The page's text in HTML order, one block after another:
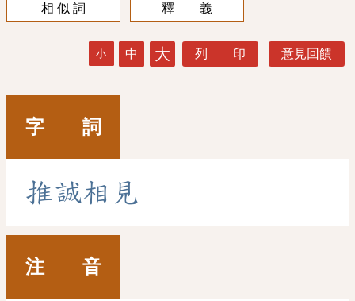
相 似 詞
釋 義
小 中 大 列 印 意見回饋
字 詞
推誠相 見
注 音